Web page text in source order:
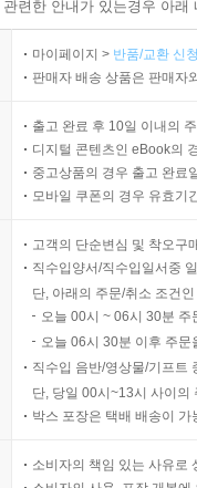
련한 안내가 있는경우 아
마이페이지 > 반품/교환 신
판매자 배송 상품은 판매자
출고 완료 후 10일 이내의
디지털 콘텐츠인 eBook의
중고상품의 경우 출고 완료
모바일 쿠폰의 경우 유효기
고객의 단순변심 및 착오구
직수입양서/직수입일서중
단, 아래의 주문/취소 조건
오늘 00시 ~ 06시 30분
오늘 06시 30분 이후 주
직수입 음반/영상물/기프트
단, 당일 00시~13시 사이의
박스 포장은 택배 배송이
소비자의 책임 있는 사유로